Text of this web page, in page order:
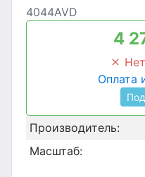
4044AVD
4
Оплата
Производитель:
Масштаб: